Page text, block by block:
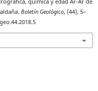
química y edad Ar-Ar de
Boletín Geológico, (44), 5–